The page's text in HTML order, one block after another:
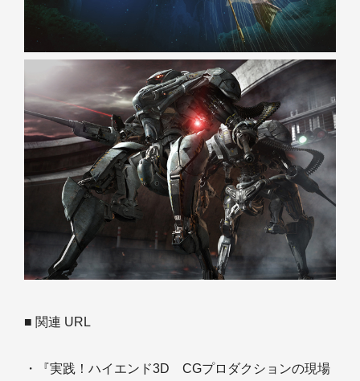
■ 関連 URL
・『実践！ハイエンド3D CGプロダクションの現場